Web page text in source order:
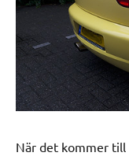
När det kommer till